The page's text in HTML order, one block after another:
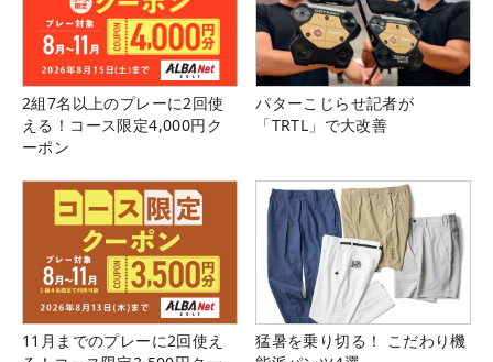
2組7名以上のプレーに2回使
える！コース限定4,000円ク
ーポン
パターこじらせ記者が
「TRTL」で大改善
11月までのプレーに2回使え
猛暑を乗り切る！ こだわり機